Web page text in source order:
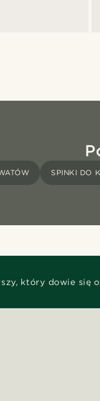
SPINKI DO
który dowie się